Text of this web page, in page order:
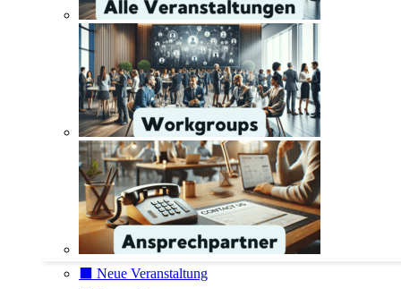
⬛️ Neue Veranstaltung